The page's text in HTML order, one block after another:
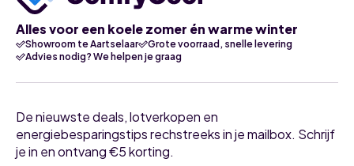
Alles voor een koele zomer én warme winter
Showroom te Aartselaar
Grote voorraad, snelle levering
Advies nodig? We helpen je graag
De nieuwste deals, lotverkopen en
energiebesparingstips rechstreeks in je mailbox. Schrijf
je in en ontvang €5 korting.